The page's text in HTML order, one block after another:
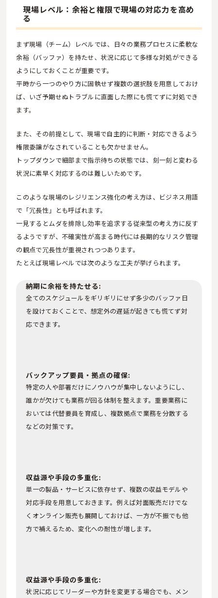
現場レベル：余裕と権限で現場の対応力を高め
る
まず現場（チーム）レベルでは、日々の業務プロセスに柔軟な
余裕（バッファ）を持たせ、状況に応じて多様な対処ができる
ようにしておくことが重要です。
平時から一つのやり方に固執せず複数の選択肢を用意しておけ
ば、いざ予期せぬトラブルに直面した際にも慌てずに対処でき
ます。
また、その前提として、現場で自主的に判断・対応できるよう
権限委譲がなされていることも欠かせません。
トップダウンで細部まで指示待ちの状態では、刻一刻と変わる
状況に素早く対応するのは難しいためです。
このような現場のレジリエンス強化の考え方は、ビジネス用語
で「冗長性」とも呼ばれます。
一見するとムダを排除し効率を追求する従来型の考え方に反す
るようですが、不確実性が高まる時代には長期的なリスク管理
の観点で冗長性が重視されつつあります。
たとえば現場レベルでは次のような工夫が挙げられます。
納期に余裕を持たせる:
全てのスケジュールをギリギリにせず多少のバッファ日
を設けておくことで、想定外の遅延が起きても慌てず対
応できます。
バックアップ要員・拠点の確保:
特定の人や部署だけにノウハウが集中しないようにし、
誰かが欠けても業務が回る体制を整えます。重要業務に
おいては代替要員を育成し、複数拠点で業務を分散する
などの対策です。
収益源や手段の多重化:
単一の製品・サービスに依存せず、複数の収益モデルや
対応手段を用意しておきます。例えば対面販売だけでな
くオンライン販売も展開しておけば、一方が不振でも他
方で補えるため、変化への耐性が増します。
収益源や手段の多重化:
状況に応じてリーダーや方針を変更する場合でも、メン